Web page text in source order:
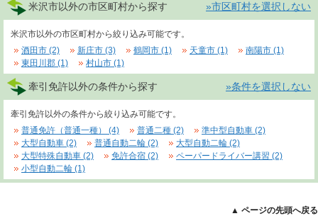
米沢市以外の市区町村から探す »市区町村を選択しない
米沢市以外の市区町村から絞り込み可能です。
酒田市 (2)
新庄市 (3) 鶴岡市 (1) 天童市 (1)
南陽市 (1)
東田川郡 (1)
村山市 (1)
牽引免許以外の条件から探す »条件を選択しない
牽引免許以外の条件から絞り込み可能です。
普通免許（普通一種） (4)
普通二種 (2)
準中型自動車 (2)
大型自動車 (2)
普通自動二輪 (2)
大型自動二輪 (2)
大型特殊自動車 (2)
免許合宿 (2)
ペーパードライバー講習 (2)
小型自動二輪 (1)
▲ ページの先頭へ戻る